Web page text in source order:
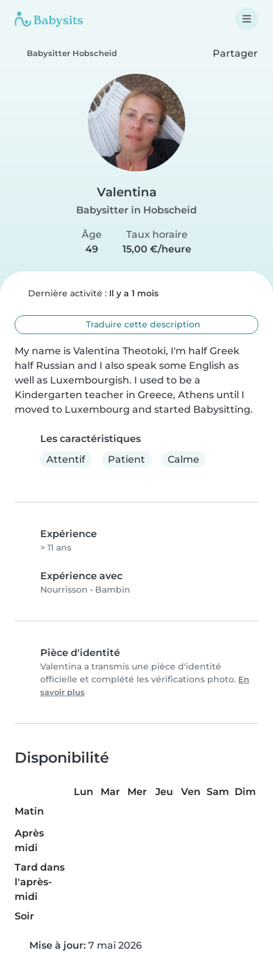
Babysitter Hobscheid Partager
Valentina
Babysitter in Hobscheid
Âge
49
Taux horaire
15,00 €/heure
Dernière activité : Il y a 1 mois
Traduire cette description
My name is Valentina Theotoki, I'm half Greek
half Russian and I also speak some English as
well as Luxembourgish. I used to be a
Kindergarten teacher in Greece, Athens until I
moved to Luxembourg and started Babysitting.
Les caractéristiques
Attentif
Patient Calme
Expérience
> 11 ans
Expérience avec
Nourrisson • Bambin
Pièce d'identité
Valentina a transmis une pièce d'identité
officielle et complété les vérifications photo. En
savoir plus
Disponibilité
Lun Mar Mer Jeu Ven Sam Dim
Matin
Après
midi
Tard dans
l'après-
midi
Soir
Mise à jour: 7 mai 2026